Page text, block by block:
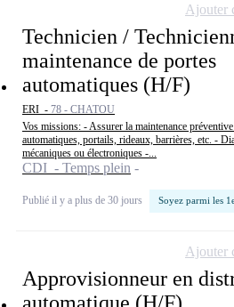
Technicien /
maintenance de portes
automatiques (H/F)
ERI - 78 - CHATOU
Vos missions: - Assurer la maintenance
automatiques, portails, rideaux, barrières, etc. -
mécaniques ou électroniques -...
CDI - Temps plein
Publié il y a plus de 30 jours Soyez parmi les
Ajouter
Approvisionneur en
automatique (H/F)
Ajouter